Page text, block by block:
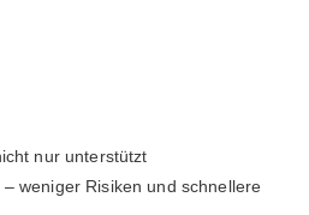
von Kunden in
und hochwertige Lösungen
nur unterstützt
weniger Risiken und schnellere